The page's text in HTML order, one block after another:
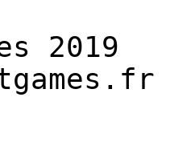
2019